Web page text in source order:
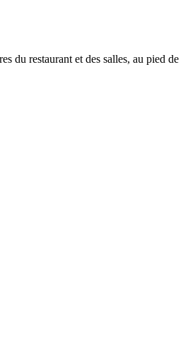
du restaurant et des salles, au pied de